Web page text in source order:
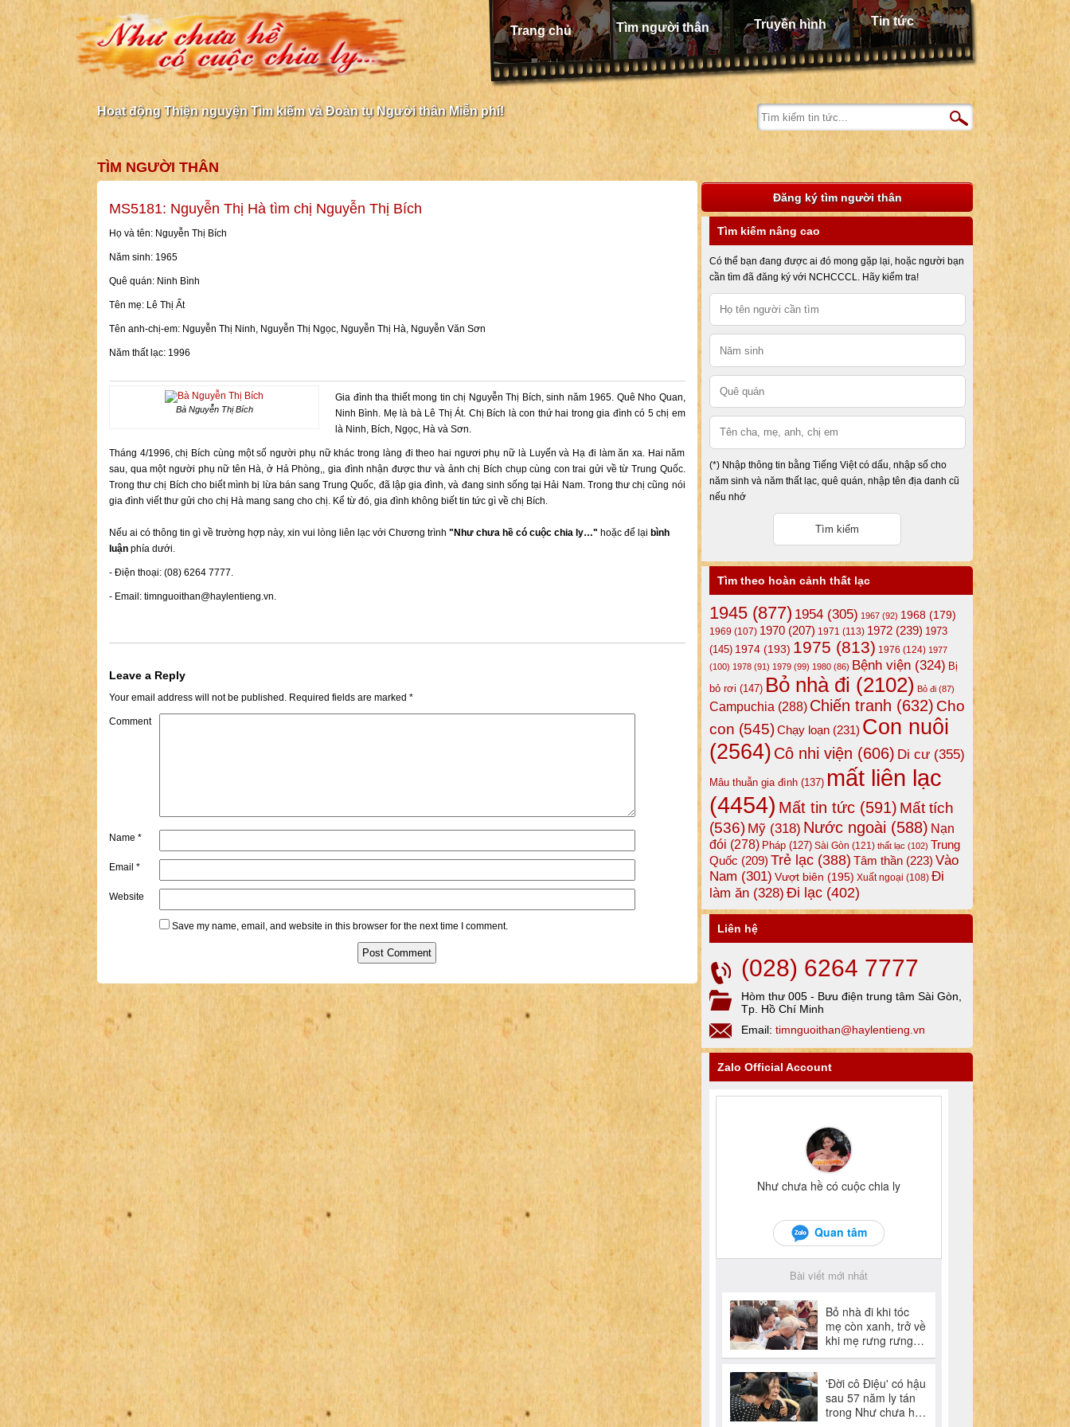
Trang chủ Tìm người thân Truyền hình Tin tức
Hoạt động Thiện nguyện Tìm kiếm và Đoàn tụ Người thân Miễn phí!
TÌM NGƯỜI THÂN
MS5181: Nguyễn Thị Hà tìm chị Nguyễn Thị Bích
Họ và tên: Nguyễn Thị Bích
Năm sinh: 1965
Quê quán: Ninh Bình
Tên mẹ: Lê Thị Ất
Tên anh-chị-em: Nguyễn Thị Ninh, Nguyễn Thị Ngọc, Nguyễn Thị Hà, Nguyễn Văn Sơn
Năm thất lạc: 1996
Bà Nguyễn Thị Bích
Gia đình tha thiết mong tin chị Nguyễn Thị Bích, sinh năm 1965. Quê Nho Quan,
Ninh Bình. Mẹ là bà Lê Thị Át. Chị Bích là con thứ hai trong gia đình có 5 chị em
là Ninh, Bích, Ngọc, Hà và Sơn.
Tháng 4/1996, chị Bích cùng một số người phụ nữ khác trong làng đi theo hai ngươi phụ nữ là Luyến và Hạ đi làm ăn xa. Hai năm
sau, qua một người phụ nữ tên Hà, ở Hả Phòng,, gia đình nhận được thư và ảnh chị Bích chụp cùng con trai gửi về từ Trung Quốc.
Trong thư chị Bích cho biết mình bị lừa bán sang Trung Quốc, đã lập gia đình, và đang sinh sống tại Hải Nam. Trong thư chị cũng nói
gia đình viết thư gửi cho chị Hà mang sang cho chị. Kể từ đó, gia đình không biết tin tức gì về chị Bích.
Nếu ai có thông tin gì về trường hợp này, xin vui lòng liên lạc với Chương trình "Như chưa hề có cuộc chia ly…" hoặc để lại bình
luận phía dưới.
- Điện thoại: (08) 6264 7777.
- Email: timnguoithan@haylentieng.vn.
Leave a Reply
Your email address will not be published. Required fields are marked *
Comment
Name *
Email *
Website
Save my name, email, and website in this browser for the next time I comment.
Đăng ký tìm người thân
Tìm kiếm nâng cao
Có thể bạn đang được ai đó mong gặp lại, hoặc người bạn
cần tìm đã đăng ký với NCHCCCL. Hãy kiểm tra!
(*) Nhập thông tin bằng Tiếng Việt có dấu, nhập số cho
năm sinh và năm thất lạc, quê quán, nhập tên địa danh cũ
nếu nhớ
Tìm theo hoàn cảnh thất lạc
1945 (877) 1954 (305) 1967 (92) 1968 (179)
1969 (107) 1970 (207) 1971 (113) 1972 (239) 1973
(145) 1974 (193) 1975 (813) 1976 (124) 1977
(100) 1978 (91) 1979 (99) 1980 (86) Bệnh viện (324) Bị
bỏ rơi (147) Bỏ nhà đi (2102) Bỏ đi (87)
Campuchia (288) Chiến tranh (632) Cho
con (545)Chạy loạn (231) Con nuôi
(2564) Cô nhi viện (606) Di cư (355)
Mâu thuẫn gia đình (137) mất liên lạc
(4454) Mất tin tức (591) Mất tích
(536) Mỹ (318) Nước ngoài (588) Nạn
đói (278) Pháp (127) Sài Gòn (121) thất lạc (102) Trung
Quốc (209) Trẻ lạc (388) Tâm thần (223) Vào
Nam (301) Vượt biên (195) Xuất ngoại (108) Đi
làm ăn (328) Đi lạc (402)
Liên hệ
(028) 6264 7777
Hòm thư 005 - Bưu điện trung tâm Sài Gòn,
Tp. Hồ Chí Minh
Email: timnguoithan@haylentieng.vn
Zalo Official Account